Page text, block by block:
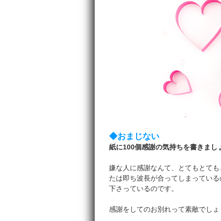
◆おまじない
紙に100個感謝の気持ちを書きまし
嫌な人に感謝なんて、とてもとて
たは即ち波長が合ってしまってい
下さっているのです。
感謝をしてのお別れって素敵でし